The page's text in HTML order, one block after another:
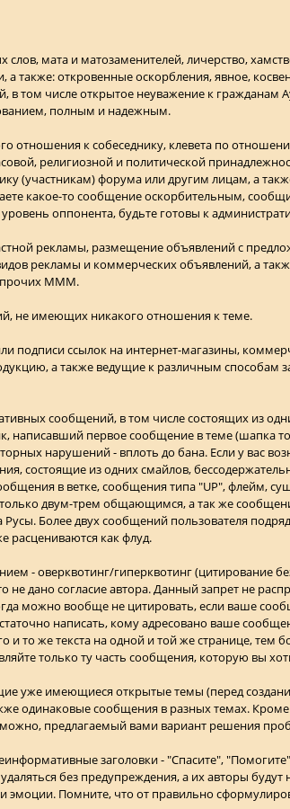
слов, мата и матозаменителей, личерство,
а также: откровенные оскорбления, явное,
в том числе открытое неуважение к
полным и надежным.
отношения к собеседнику, клевета по
религиозной и политической
(участникам) форума или другим лицам, а
какое-то сообщение оскорбительным,
оппонента, будьте готовы к
рекламы, размещение объявлений с
рекламы и коммерческих объявлений, а
прочих МММ.
не имеющих никакого отношения к теме.
подписи ссылок на интернет-магазины,
а также ведущие к различным способам
сообщений, в том числе состоящих из
написавший первое сообщение в теме (шапка
нарушений - вплоть до бана. Если у вас
состоящие из одних смайлов,
в ветке, сообщения типа "UP", флейм,
двум-трем общающимся, а так же
Более двух сообщений пользователя
расцениваются как флуд.
- оверквотинг/гиперквотинг (цитирование
не дано согласие автора. Данный запрет не
можно вообще не цитировать, если ваше
написать, кому адресовано ваше
и то же текста на одной и той же странице, тем
только ту часть сообщения, которую вы
уже имеющиеся открытые темы (перед
одинаковые сообщения в разных темах.
предлагаемый вами вариант решения
заголовки - "Спасите",
без предупреждения, а их авторы
Помните, что от правильно